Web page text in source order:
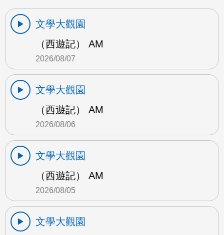
文學大觀園
（西遊記） AM
2026/08/07
文學大觀園
（西遊記） AM
2026/08/06
文學大觀園
（西遊記） AM
2026/08/05
文學大觀園